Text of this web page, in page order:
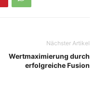
Nächster Artikel
Wertmaximierung durch
erfolgreiche Fusion